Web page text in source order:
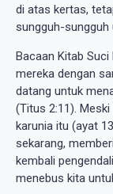
di atas kertas,
sungguh-sungguh
Bacaan Kitab
mereka dengan
datang untuk
(Titus 2:11).
karunia itu (ayat
sekarang,
kembali
menebus kita